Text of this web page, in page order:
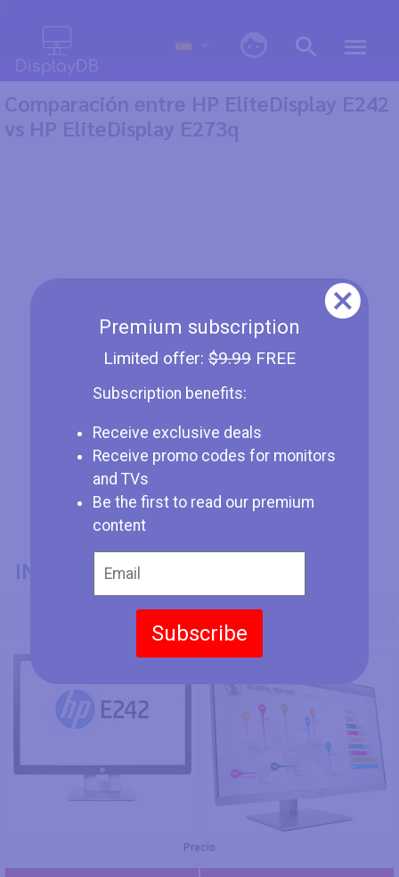
Premium subscription
Limited offer: $9.99FREE
Subscription benefits:
Receive exclusive deals
Receive promo codes for monitors
and TVs
Be the first to read our premium
content
Subscribe
Comparación entre HP EliteDisplay E242
vs HP EliteDisplay E273q
INFORMACIÓN GENERAL
HP EliteDisplay E242
HP EliteDisplay E273q
Precio